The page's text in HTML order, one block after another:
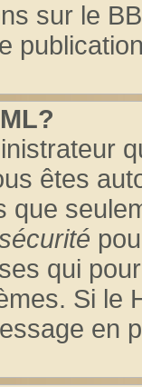
sur le
êtes
que
qui
Si le
en